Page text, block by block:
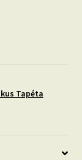
Tapéta